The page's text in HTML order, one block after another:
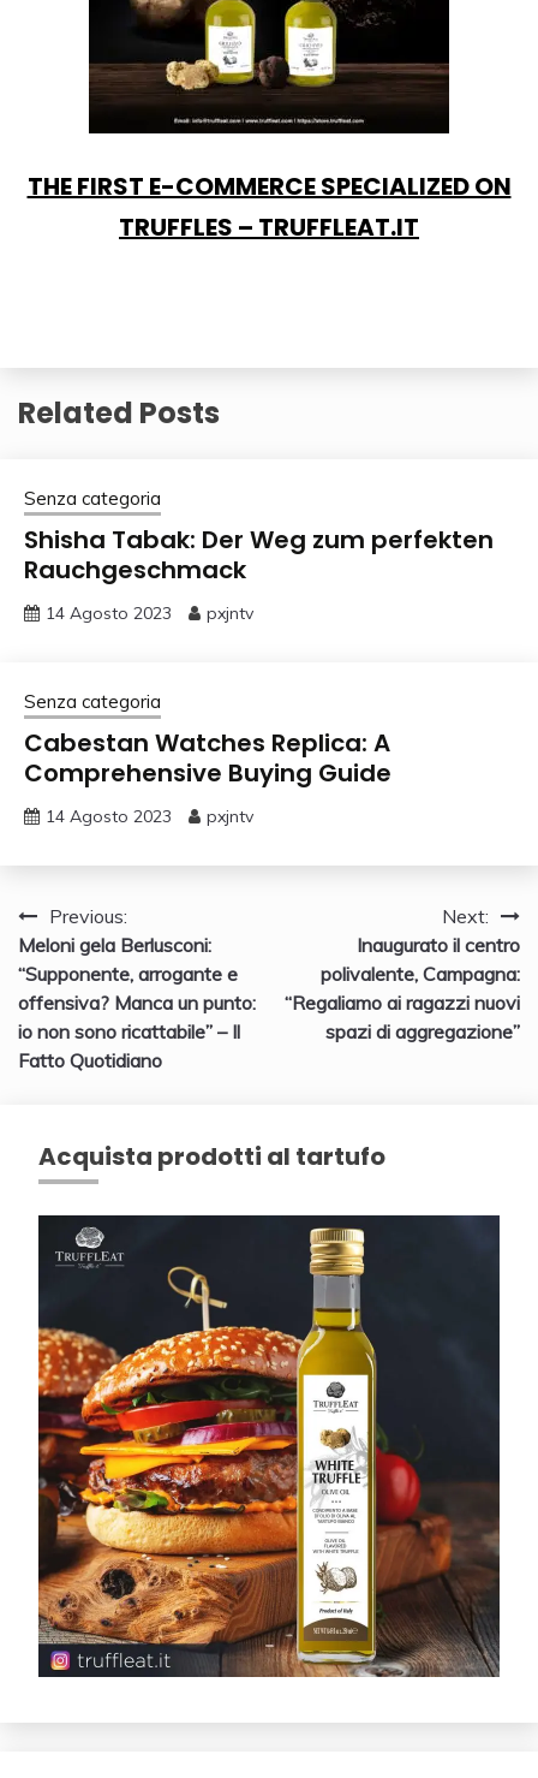
THE FIRST E-COMMERCE SPECIALIZED ON
TRUFFLES – TRUFFLEAT.IT
Related Posts
Senza categoria
Shisha Tabak: Der Weg zum perfekten
Rauchgeschmack
14 Agosto 2023 pxjntv
Senza categoria
Cabestan Watches Replica: A
Comprehensive Buying Guide
14 Agosto 2023 pxjntv
Navigazione
articoli
Previous:
Meloni gela Berlusconi:
“Supponente, arrogante e
offensiva? Manca un punto:
io non sono ricattabile” – Il
Fatto Quotidiano
Next:
Inaugurato il centro
polivalente, Campagna:
“Regaliamo ai ragazzi nuovi
spazi di aggregazione”
Acquista prodotti al tartufo